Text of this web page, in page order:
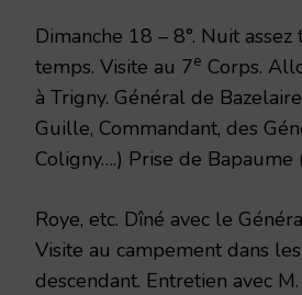
Dimanche 18 – 8°. Nuit
temps. Visite au 7e Corps.
à Trigny. Général de
Guille, Commandant, des
Coligny….) Prise de Bapaume
Roye, etc. Dîné avec le
Visite au campement dans
descendant. Entretien avec